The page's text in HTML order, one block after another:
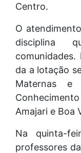
Centro.
O
disciplina
da a lotação
Maternas e
Amajari e Boa
Na quinta-
professores